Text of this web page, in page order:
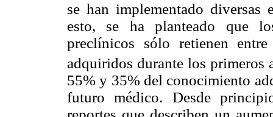
se han implementado diversas
esto, se ha planteado que
preclínicos sólo retienen
adquiridos durante los primeros
55% y 35% del conocimiento
futuro médico. Desde